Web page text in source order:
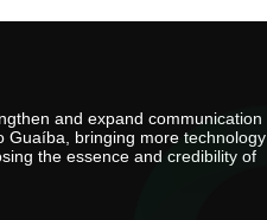
and expand communication
Guaíba, bringing more technology
the essence and credibility of